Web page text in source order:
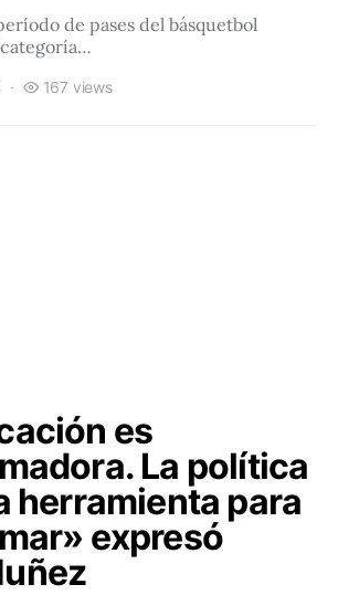
de pases del básquetbol
167 views
es
La política
herramienta para
expresó